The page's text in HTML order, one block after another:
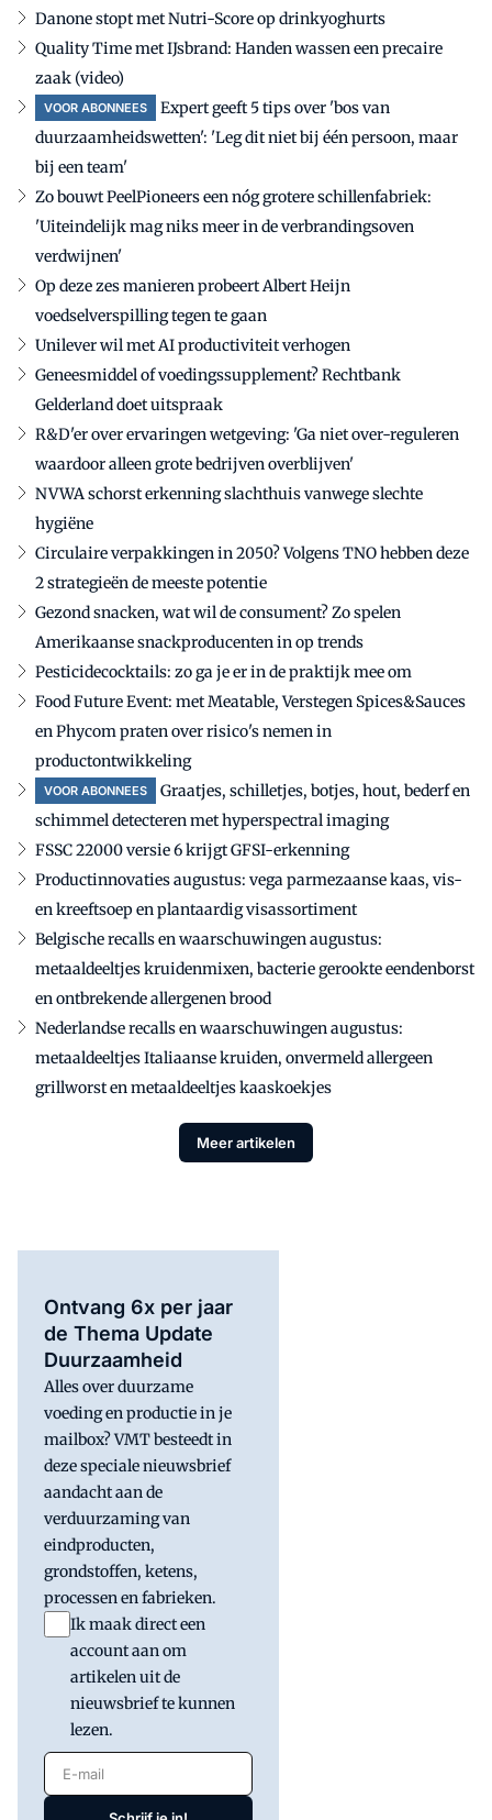
Danone stopt met Nutri-Score op drinkyoghurts
Quality Time met IJsbrand: Handen wassen een precaire
zaak (video)
VOOR ABONNEES
Expert geeft 5 tips over 'bos van
duurzaamheidswetten': 'Leg dit niet bij één persoon, maar
bij een team'
Zo bouwt PeelPioneers een nóg grotere schillenfabriek:
'Uiteindelijk mag niks meer in de verbrandingsoven
verdwijnen'
Op deze zes manieren probeert Albert Heijn
voedselverspilling tegen te gaan
Unilever wil met AI productiviteit verhogen
Geneesmiddel of voedingssupplement? Rechtbank
Gelderland doet uitspraak
R&D'er over ervaringen wetgeving: 'Ga niet over-reguleren
waardoor alleen grote bedrijven overblijven'
NVWA schorst erkenning slachthuis vanwege slechte
hygiëne
Circulaire verpakkingen in 2050? Volgens TNO hebben deze
2 strategieën de meeste potentie
Gezond snacken, wat wil de consument? Zo spelen
Amerikaanse snackproducenten in op trends
Pesticidecocktails: zo ga je er in de praktijk mee om
Food Future Event: met Meatable, Verstegen Spices&Sauces
en Phycom praten over risico's nemen in
productontwikkeling
VOOR ABONNEES
Graatjes, schilletjes, botjes, hout, bederf en
schimmel detecteren met hyperspectral imaging
FSSC 22000 versie 6 krijgt GFSI-erkenning
Productinnovaties augustus: vega parmezaanse kaas, vis-
en kreeftsoep en plantaardig visassortiment
Belgische recalls en waarschuwingen augustus:
metaaldeeltjes kruidenmixen, bacterie gerookte eendenborst
en ontbrekende allergenen brood
Nederlandse recalls en waarschuwingen augustus:
metaaldeeltjes Italiaanse kruiden, onvermeld allergeen
grillworst en metaaldeeltjes kaaskoekjes
Meer artikelen
Ontvang 6x per jaar
de Thema Update
Duurzaamheid
Alles over duurzame
voeding en productie in je
mailbox? VMT besteedt in
deze speciale nieuwsbrief
aandacht aan de
verduurzaming van
eindproducten,
grondstoffen, ketens,
processen en fabrieken.
Ik maak direct een
account aan om
artikelen uit de
nieuwsbrief te kunnen
lezen.
E-mail